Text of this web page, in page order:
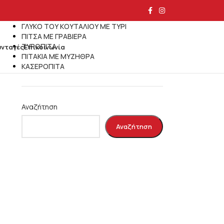
Επικοινωνία
ΓΛΥΚΟ ΤΟΥ ΚΟΥΤΑΛΙΟΥ ΜΕ ΤΥΡΙ
ΠΙΤΣΑ ΜΕ ΓΡΑΒΙΕΡΑ
ΤΥΡΟΠΙΤΑ
ΠΙΤΑΚΙΑ ΜΕ ΜΥΖΗΘΡΑ
ΚΑΣΕΡΟΠΙΤΑ
Αναζήτηση
Αναζήτηση